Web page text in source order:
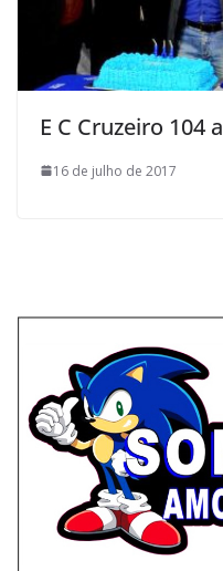
E C Cruzeiro 104
16 de julho de 2017